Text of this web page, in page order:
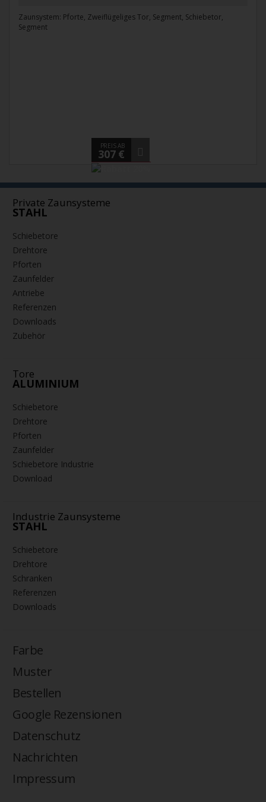
Zaunsystem: Pforte, Zweiflügeliges Tor, Segment, Schiebetor,
Segment
PREIS AB
307 €
Private Zaunsysteme
STAHL
Schiebetore
Drehtore
Pforten
Zaunfelder
Antriebe
Referenzen
Downloads
Zubehör
Tore
ALUMINIUM
Schiebetore
Drehtore
Pforten
Zaunfelder
Schiebetore Industrie
Download
Industrie Zaunsysteme
STAHL
Schiebetore
Drehtore
Schranken
Referenzen
Downloads
Farbe
Muster
Bestellen
Google Rezensionen
Datenschutz
Nachrichten
Impressum